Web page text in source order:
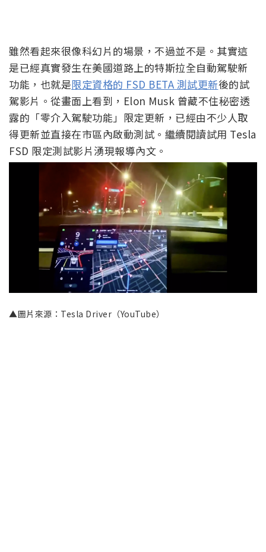
雖然看起來很像科幻片的場景，不過並不是。其實這
是已經真實發生在美國道路上的特斯拉全自動駕駛新
功能，也就是限定資格的 FSD BETA 測試更新後的試
駕影片。從畫面上看到，Elon Musk 曾藏不住秘密透
露的「零介入駕駛功能」限定更新，已經由不少人取
得更新並直接在市區內啟動測試。繼續閱讀試用 Tesla
FSD 限定測試影片湧現報導內文。
▲圖片來源：Tesla Driver（YouTube）